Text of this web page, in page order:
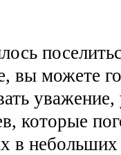
вы можете
уважение,
которые
в